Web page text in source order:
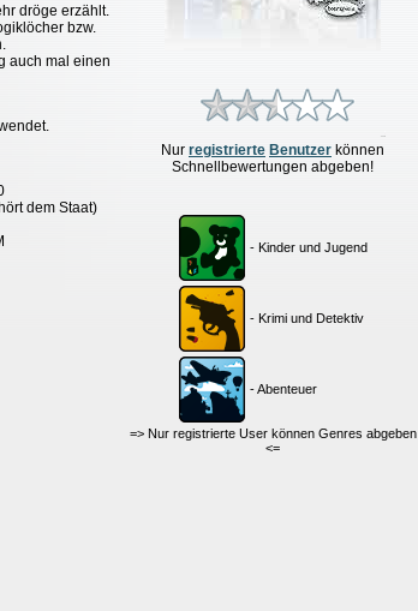
Nur registrierte Benutzer können
Schnellbewertungen abgeben!
- Kinder und Jugend
- Krimi und Detektiv
- Abenteuer
=> Nur registrierte User können Genres abgeben
<=
dröge erzählt.
bzw.
auch mal einen
dem Staat)